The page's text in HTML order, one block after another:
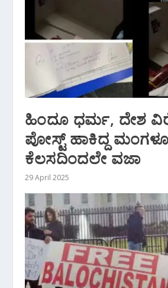
ಹಿಂದೂ ಧರ್ಮ, ದೇಶ
ಪೋಸ್ಟ್‌ ಹಾಕಿದ್ದ
ಕೆಲಸದಿಂದಲೇ ವಜಾ
29 April 2025